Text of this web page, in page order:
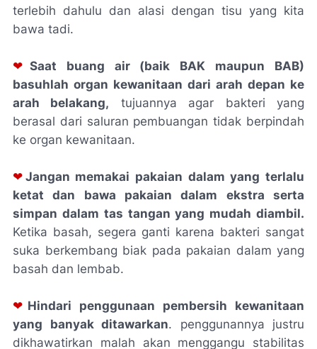
terlebih dahulu dan alasi dengan tisu yang kita
bawa tadi.
❤ Saat buang air (baik BAK maupun BAB)
basuhlah organ kewanitaan dari arah depan ke
arah belakang, tujuannya agar bakteri yang
berasal dari saluran pembuangan tidak berpindah
ke organ kewanitaan.
❤ Jangan memakai pakaian dalam yang terlalu
ketat dan bawa pakaian dalam ekstra serta
simpan dalam tas tangan yang mudah diambil.
Ketika basah, segera ganti karena bakteri sangat
suka berkembang biak pada pakaian dalam yang
basah dan lembab.
❤ Hindari penggunaan pembersih kewanitaan
yang banyak ditawarkan. penggunannya justru
dikhawatirkan malah akan menggangu stabilitas